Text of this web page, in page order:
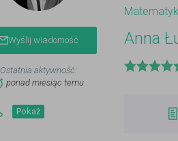
Wyślij wiadomość
Ostatnia aktywność:
ponad miesiąc temu
Pokaż
Anna